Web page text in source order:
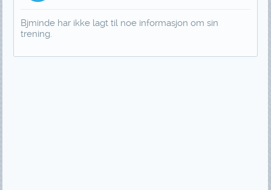
Bjminde har ikke lagt til noe informasjon om sin
trening.